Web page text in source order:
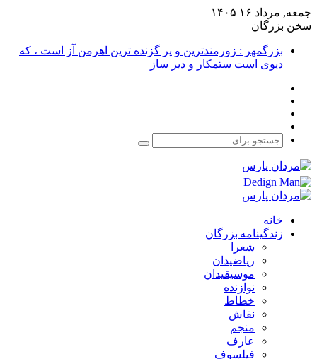
جمعه, مرداد ۱۶ ۱۴۰۵
سخن بزرگان
بزرگمهر : زورمندترین و پر گزنده ترین اهرمن آز است ، که
دیوی است ستمکار و دیر ساز
جستجو
خانه
زندگینامه بزرگان
شعرا
ریاضیدان
موسیقیدان
نوازنده
خطاط
نقاش
منجم
عارف
فیلسوف